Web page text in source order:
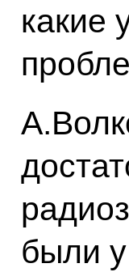
какие
были